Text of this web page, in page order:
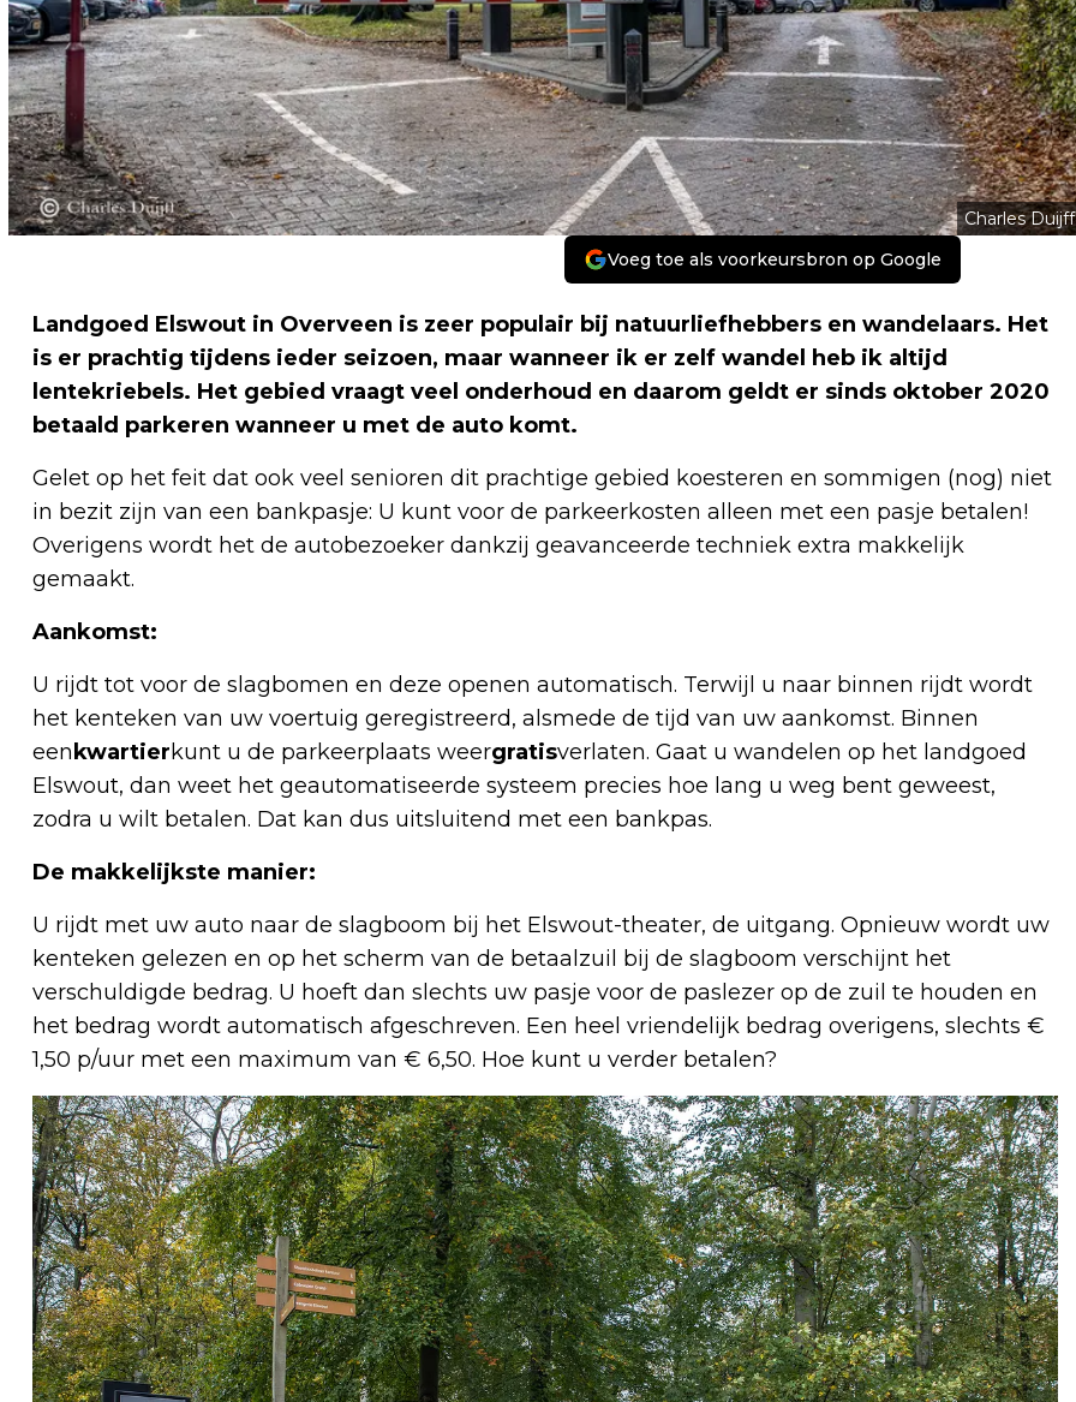
Charles Duijff
Voeg toe als voorkeursbron op Google
Landgoed Elswout in Overveen is zeer populair bij natuurliefhebbers en wandelaars. Het
is er prachtig tijdens ieder seizoen, maar wanneer ik er zelf wandel heb ik altijd
lentekriebels. Het gebied vraagt veel onderhoud en daarom geldt er sinds oktober 2020
betaald parkeren wanneer u met de auto komt.
Gelet op het feit dat ook veel senioren dit prachtige gebied koesteren en sommigen (nog) niet
in bezit zijn van een bankpasje: U kunt voor de parkeerkosten alleen met een pasje betalen!
Overigens wordt het de autobezoeker dankzij geavanceerde techniek extra makkelijk
gemaakt.
Aankomst:
U rijdt tot voor de slagbomen en deze openen automatisch. Terwijl u naar binnen rijdt wordt
het kenteken van uw voertuig geregistreerd, alsmede de tijd van uw aankomst. Binnen
een kwartierkunt u de parkeerplaats weergratisverlaten. Gaat u wandelen op het landgoed
Elswout, dan weet het geautomatiseerde systeem precies hoe lang u weg bent geweest,
zodra u wilt betalen. Dat kan dus uitsluitend met een bankpas.
De makkelijkste manier:
U rijdt met uw auto naar de slagboom bij het Elswout-theater, de uitgang. Opnieuw wordt uw
kenteken gelezen en op het scherm van de betaalzuil bij de slagboom verschijnt het
verschuldigde bedrag. U hoeft dan slechts uw pasje voor de paslezer op de zuil te houden en
het bedrag wordt automatisch afgeschreven. Een heel vriendelijk bedrag overigens, slechts €
1,50 p/uur met een maximum van € 6,50. Hoe kunt u verder betalen?